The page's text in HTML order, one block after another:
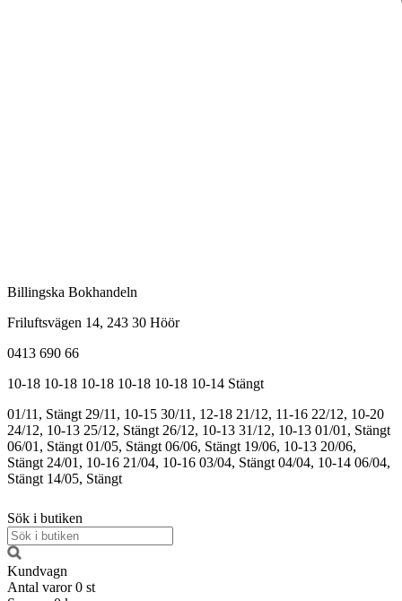
Billingska Bokhandeln
Friluftsvägen 14, 243 30 Höör
0413 690 66
10-18 10-18 10-18 10-18 10-18 10-14 Stängt
01/11, Stängt 29/11, 10-15 30/11, 12-18 21/12, 11-16 22/12, 10-20
24/12, 10-13 25/12, Stängt 26/12, 10-13 31/12, 10-13 01/01, Stängt
06/01, Stängt 01/05, Stängt 06/06, Stängt 19/06, 10-13 20/06,
Stängt 24/01, 10-16 21/04, 10-16 03/04, Stängt 04/04, 10-14 06/04,
Stängt 14/05, Stängt
Sök i butiken
Kundvagn
Antal varor 0 st